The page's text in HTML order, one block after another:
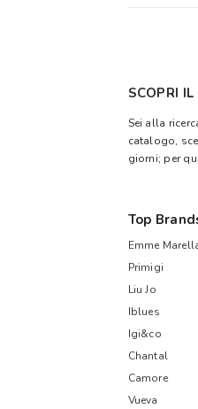
SCOPRI
Sei alla
catalogo,
giorni; per
Top
Emme
Primigi
Liu Jo
Iblues
Igi&co
Chantal
Camore
Vueva